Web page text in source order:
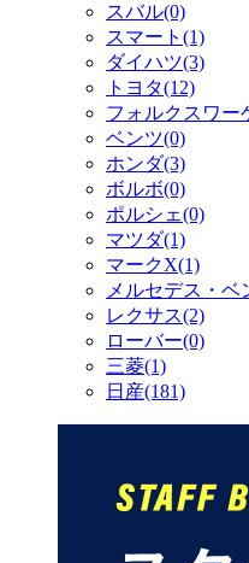
スバル(0)
スマート(1)
ダイハツ(3)
トヨタ(12)
フォルクスワー
ベンツ(0)
ホンダ(3)
ボルボ(0)
ポルシェ(0)
マツダ(1)
マークX(1)
メルセデス・ベ
レクサス(2)
ローバー(0)
三菱(1)
日産(181)